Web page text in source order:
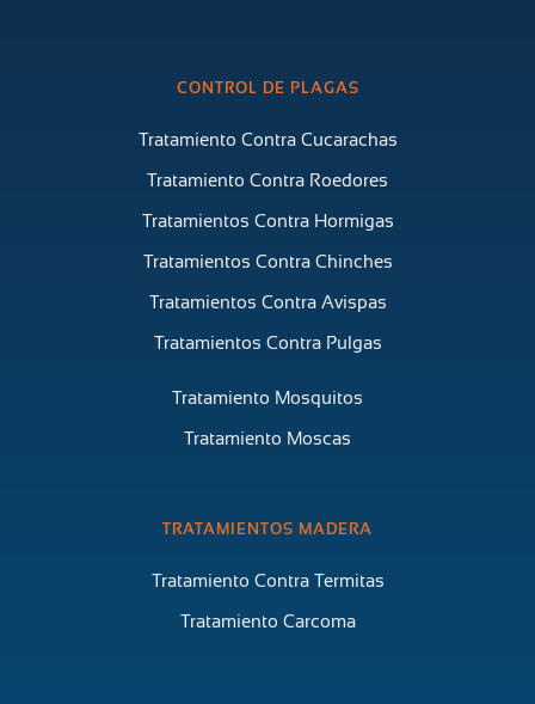
CONTROL DE PLAGAS
Tratamiento Contra Cucarachas
Tratamiento Contra Roedores
Tratamientos Contra Hormigas
Tratamientos Contra Chinches
Tratamientos Contra Avispas
Tratamientos Contra Pulgas
Tratamiento Mosquitos
Tratamiento Moscas
TRATAMIENTOS MADERA
Tratamiento Contra Termitas
Tratamiento Carcoma